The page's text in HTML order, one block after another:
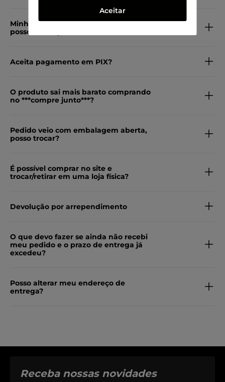
Aceitar
Minha peça veio com defeito, como
posso trocar por outra?
Aceita pagamento em PIX?
O produto sai mais barato comprando
no ***compre junto***?
Pedido veio com embalagem aberta,
posso trocar?
É possível comprar no site e
trocar/retirar em uma loja física?
Devolução por arrependimento
O que devo fazer se ainda não recebi
meu pedido e o prazo de entrega já
excedeu?
Posso alterar meu endereço de
entrega?
Receba nossas novidades